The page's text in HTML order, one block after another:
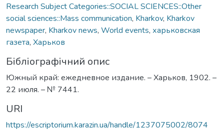
Research Subject Categories::SOCIAL SCIENCES::Other
social sciences::Mass communication, Kharkov, Kharkov
newspaper, Kharkov news, World events, харьковская
газета, Харьков
Бібліографічний опис
Южный край: ежедневное издание. – Харьков, 1902. –
22 июля. – № 7441.
URI
https://escriptorium.karazin.ua/handle/1237075002/8074